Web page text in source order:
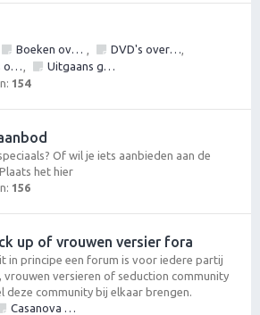
Boeken over vrouwen versieren, pick up of lifestyle , DVD's over vrouwen versieren of pick up
,
up
,
Uitgaans gelegenheden
154
Of wil je iets aanbieden aan de
het hier
156
up of vrouwen versier fora
in principe een forum is voor iedere partij
vrouwen versieren of seduction community
deze community bij elkaar brengen.
Casanova Bootcamp Forum